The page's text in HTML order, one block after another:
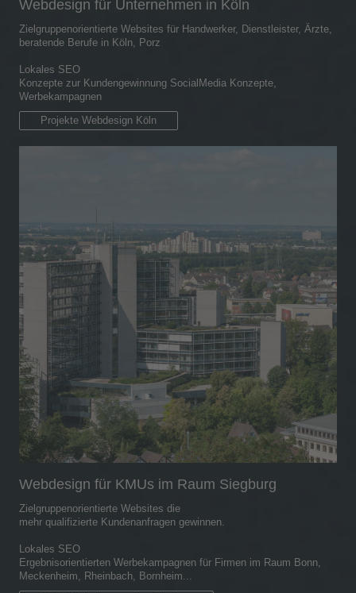
Webdesign für Unternehmen in Köln
Zielgruppenorientierte Websites für Handwerker, Dienstleister, Ärzte,
beratende Berufe in Köln, Porz
Lokales SEO
Konzepte zur Kundengewinnung SocialMedia Konzepte,
Werbekampagnen
Projekte Webdesign Köln
Webdesign für KMUs im Raum Siegburg
Zielgruppenorientierte Websites die
mehr qualifizierte Kundenanfragen gewinnen.
Lokales SEO
Ergebnisorientierten Werbekampagnen für Firmen im Raum Bonn,
Meckenheim, Rheinbach, Bornheim...